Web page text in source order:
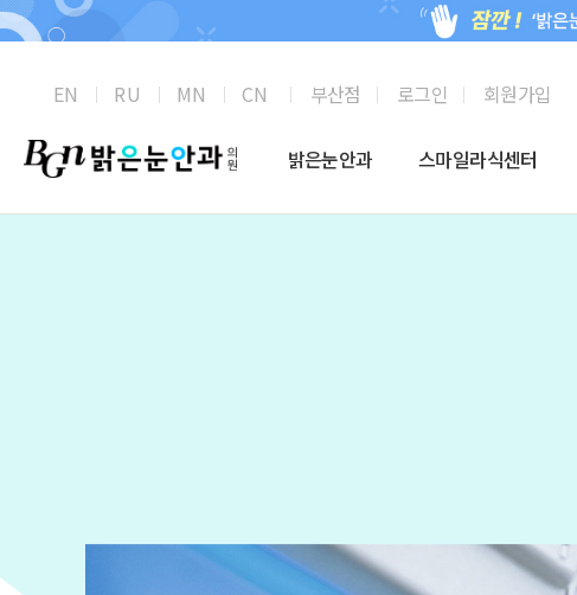
EN RU MN CN 부산점 로그인 회원가입
밝은눈안과 스마일라식센터
스마일라식